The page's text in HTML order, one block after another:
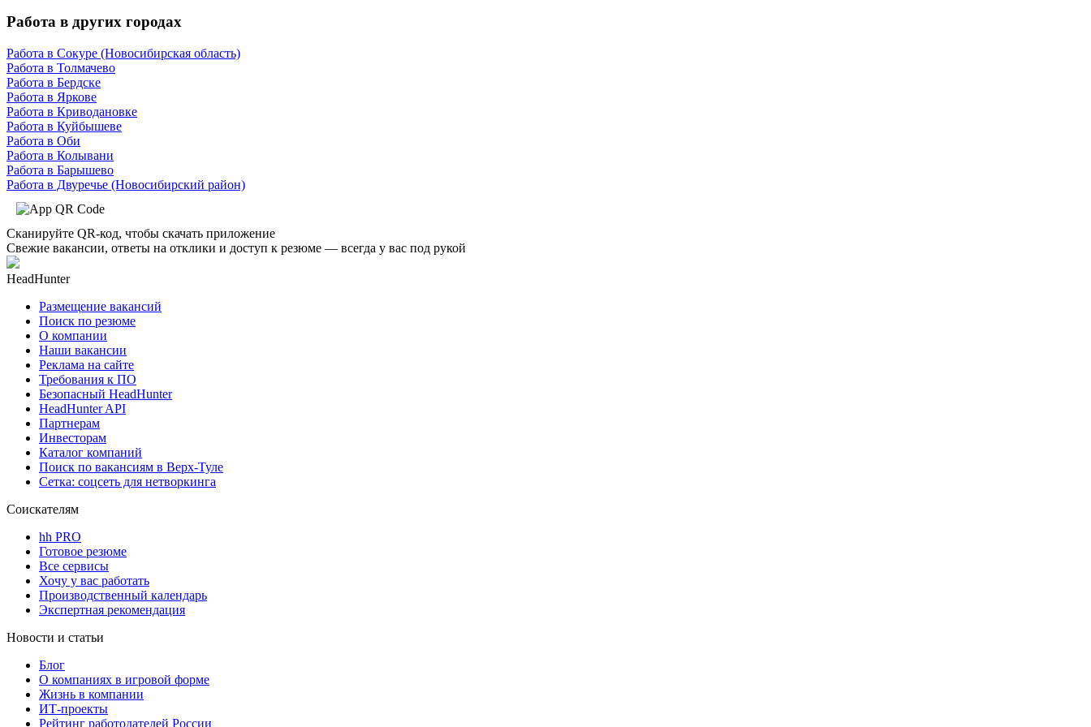
Работа в других городах
Работа в Сокуре (Новосибирская область)
Работа в Толмачево
Работа в Бердске
Работа в Яркове
Работа в Криводановке
Работа в Куйбышеве
Работа в Оби
Работа в Колывани
Работа в Барышево
Работа в Двуречье (Новосибирский район)
Сканируйте QR-код, чтобы скачать приложение
Свежие вакансии, ответы на отклики и доступ к резюме — всегда у вас под рукой
HeadHunter
Размещение вакансий
Поиск по резюме
О компании
Наши вакансии
Реклама на сайте
Требования к ПО
Безопасный HeadHunter
HeadHunter API
Партнерам
Инвесторам
Каталог компаний
Поиск по вакансиям в Верх-Туле
Сетка: соцсеть для нетворкинга
Соискателям
hh PRO
Готовое резюме
Все сервисы
Хочу у вас работать
Производственный календарь
Экспертная рекомендация
Новости и статьи
Блог
О компаниях в игровой форме
Жизнь в компании
ИТ-проекты
Рейтинг работодателей России